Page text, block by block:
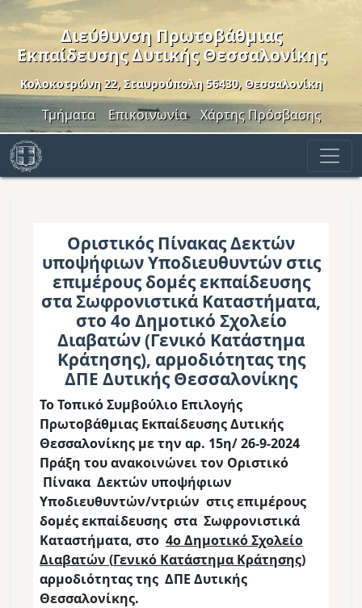
Παράκαμψη προς το κυρίως περιεχόμενο
Διεύθυνση Πρωτοβάθμιας
Εκπαίδευσης Δυτικής Θεσσαλονίκης
Κολοκοτρώνη 22, Σταυρούπολη 56430, Θεσσαλονίκη
Header Menu
Τμήματα Επικοινωνία Χάρτης Πρόσβασης
Οριστικός Πίνακας Δεκτών
υποψήφιων Υποδιευθυντών στις
επιμέρους δομές εκπαίδευσης
στα Σωφρονιστικά Καταστήματα,
στο 4ο Δημοτικό Σχολείο
Διαβατών (Γενικό Κατάστημα
Κράτησης), αρμοδιότητας της
ΔΠΕ Δυτικής Θεσσαλονίκης
Το Τοπικό Συμβούλιο Επιλογής
Πρωτοβάθμιας ΕκπαίδευσηςΔυτικής
Θεσσαλονίκης με την αρ. 15η/ 26-9-2024
Πράξη του ανακοινώνει τον Οριστικό
Πίνακα Δεκτών υποψήφιων
Υποδιευθυντών/ντριών στις επιμέρους
δομές εκπαίδευσης στα Σωφρονιστικά
Καταστήματα, στο 4ο Δημοτικό Σχολείο
Διαβατών (Γενικό Κατάστημα Κράτησης)
αρμοδιότητας της ΔΠΕ Δυτικής
Θεσσαλονίκης.